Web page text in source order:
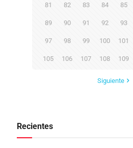
81 82 83 84 85
89 90 91 92 93
97 98 99 100 101
105 106 107 108 109
Siguiente
Recientes